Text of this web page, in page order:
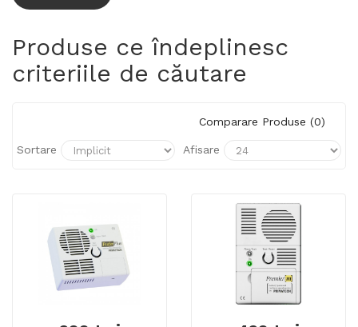
Produse ce îndeplinesc
criteriile de căutare
Comparare Produse (0)
Sortare Afisare